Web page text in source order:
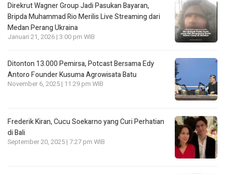
Direkrut Wagner Group Jadi Pasukan Bayaran,
Bripda Muhammad Rio Merilis Live Streaming dari
Medan Perang Ukraina
Januari 21, 2026 | 3:00 pm WIB
Ditonton 13.000 Pemirsa, Potcast Bersama Edy
Antoro Founder Kusuma Agrowisata Batu
November 6, 2025 | 11:29 pm WIB
Frederik Kiran, Cucu Soekarno yang Curi Perhatian
di Bali
September 20, 2025 | 7:27 pm WIB